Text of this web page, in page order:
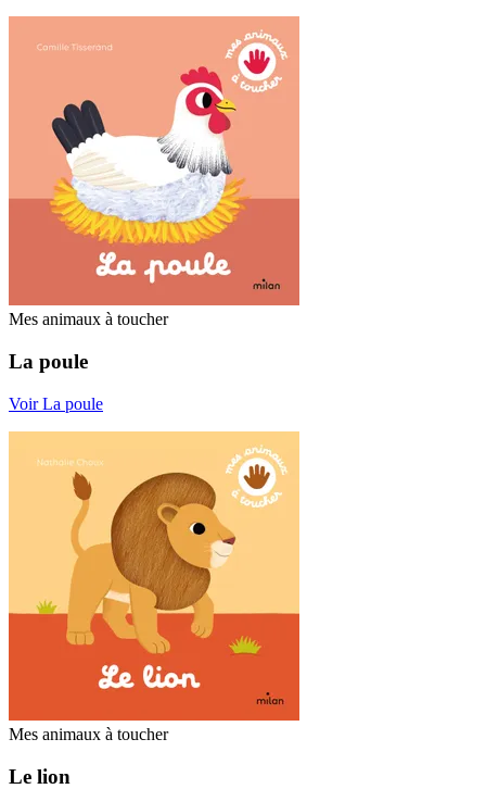
Mes animaux à toucher
La poule
Voir La poule
Mes animaux à toucher
Le lion